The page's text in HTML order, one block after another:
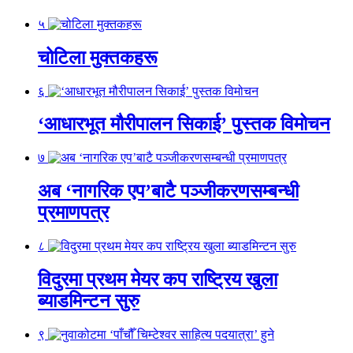
५
चोटिला मुक्तकहरू
६
‘आधारभूत मौरीपालन सिकाई’ पुस्तक विमोचन
७
अब ‘नागरिक एप’बाटै पञ्जीकरणसम्बन्धी
प्रमाणपत्र
८
विदुरमा प्रथम मेयर कप राष्ट्रिय खुला
ब्याडमिन्टन सुरु
९